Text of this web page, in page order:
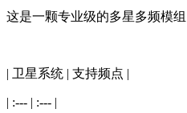
这是一颗专业级的多星多频模组
| 卫星系统 | 支持频点 |
| :--- | :--- |